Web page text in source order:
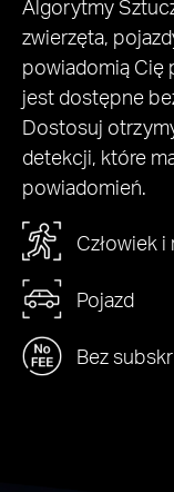
Algorytmy
zwierzęta,
powiadomią
jest dostępne
Dostosuj
detekcji, które
powiadomień.
Człowiek i
Pojazd
Bez